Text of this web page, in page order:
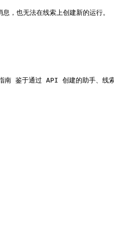
也无法在线索上创建新的运行。
于通过 API 创建的助手、线索